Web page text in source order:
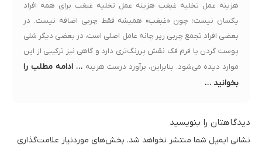
هزینه عمل تخلیه غبغب هزینه عمل تخلیه غبغب برای همه افراد
یکسان نیست؛ چون «غبغب» همیشه فقط چربی اضافه نیست. در
بعضی افراد تجمع چربی زیر چانه عامل اصلی است، در بعضی دیگر شلی
پوست گردن یا فرم فک نقش پررنگ‌تری دارد و گاهی نیز ترکیبی از این
موارد دیده می‌شود. بنابراین، برآورد درست هزینه … ادامه مطلب را
بخوانید …
دیدگاهتان را بنویسید
نشانی ایمیل شما منتشر نخواهد شد. بخش‌های موردنیاز علامت‌گذاری